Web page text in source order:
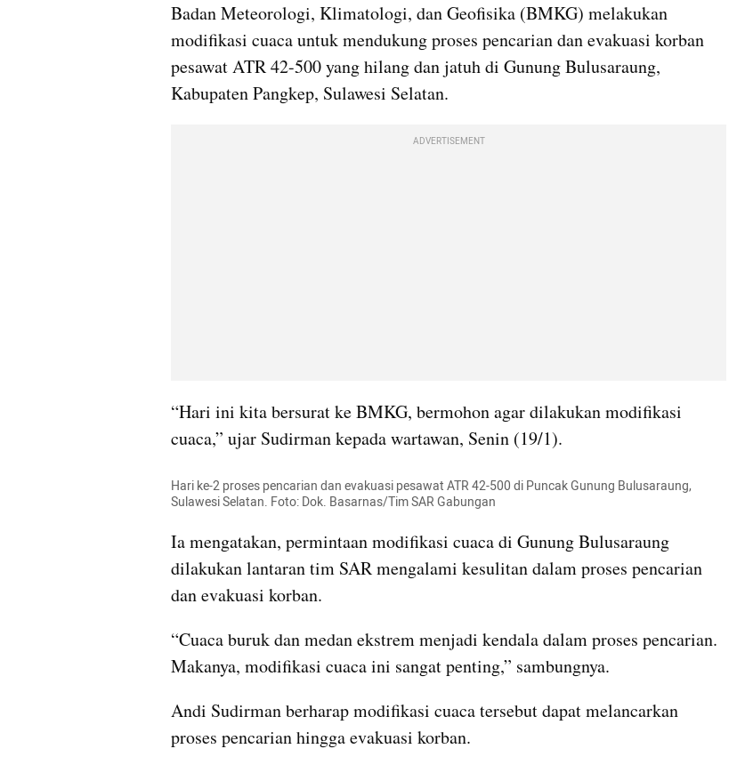
Badan Meteorologi, Klimatologi, dan Geofisika (BMKG) melakukan
modifikasi cuaca untuk mendukung proses pencarian dan evakuasi korban
pesawat ATR 42-500 yang hilang dan jatuh di Gunung Bulusaraung,
Kabupaten Pangkep, Sulawesi Selatan.
ADVERTISEMENT
“Hari ini kita bersurat ke BMKG, bermohon agar dilakukan modifikasi
cuaca,” ujar Sudirman kepada wartawan, Senin (19/1).
Hari ke-2 proses pencarian dan evakuasi pesawat ATR 42-500 di Puncak Gunung Bulusaraung,
Sulawesi Selatan. Foto: Dok. Basarnas/Tim SAR Gabungan
Ia mengatakan, permintaan modifikasi cuaca di Gunung Bulusaraung
dilakukan lantaran tim SAR mengalami kesulitan dalam proses pencarian
dan evakuasi korban.
“Cuaca buruk dan medan ekstrem menjadi kendala dalam proses pencarian.
Makanya, modifikasi cuaca ini sangat penting,” sambungnya.
Andi Sudirman berharap modifikasi cuaca tersebut dapat melancarkan
proses pencarian hingga evakuasi korban.